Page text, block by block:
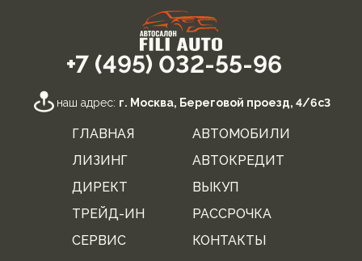
+7 (495) 032-55-96
наш адрес: г. Москва, Береговой проезд, 4/6с3
ГЛАВНАЯ
АВТОМОБИЛИ
ЛИЗИНГ
АВТОКРЕДИТ
ДИРЕКТ
ВЫКУП
ТРЕЙД-ИН
РАССРОЧКА
СЕРВИС
КОНТАКТЫ